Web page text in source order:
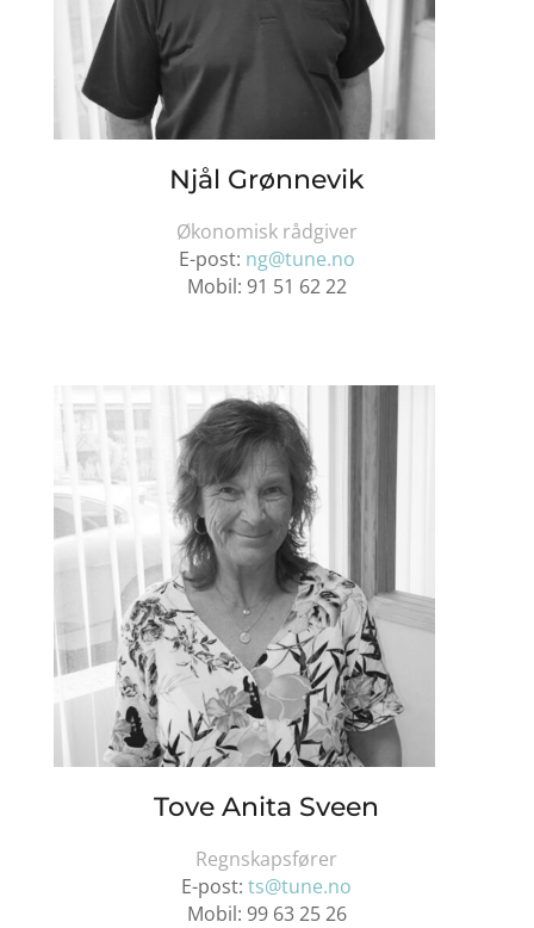
Njål Grønnevik
Økonomisk rådgiver
E-post: ng@tune.no
Mobil: 91 51 62 22
Tove Anita Sveen
Regnskapsfører
E-post:ts@tune.no
Mobil: 99 63 25 26